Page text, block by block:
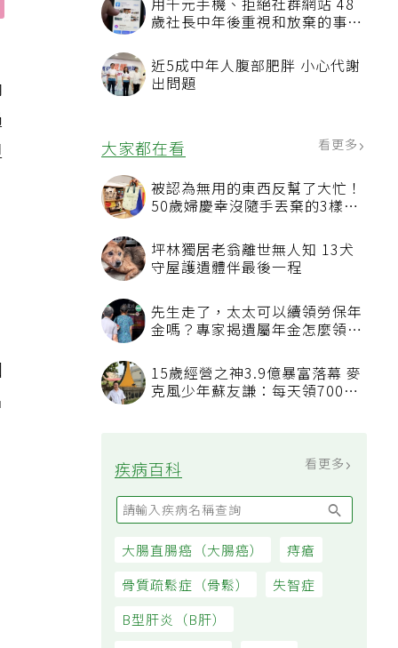
用千元手機、拒絕社群網站 48
歲社長中年後重視和放棄的事：
近5成中年人腹部肥胖 小心代謝
出問題
大家都在看
被認為無用的東西反幫了大忙！
50歲婦慶幸沒隨手丟棄的3樣物
坪林獨居老翁離世無人知 13犬
守屋護遺體伴最後一程
先生走了，太太可以續領勞保年
看順位還要看資格
15歲經營之神3.9億暴富落幕 麥
疾病百科